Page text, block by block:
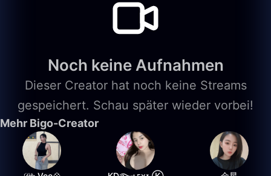
Noch keine Aufnahmen
Dieser Creator hat noch keine Streams
gespeichert. Schau später wieder vorbei!
Mehr Bigo-Creator